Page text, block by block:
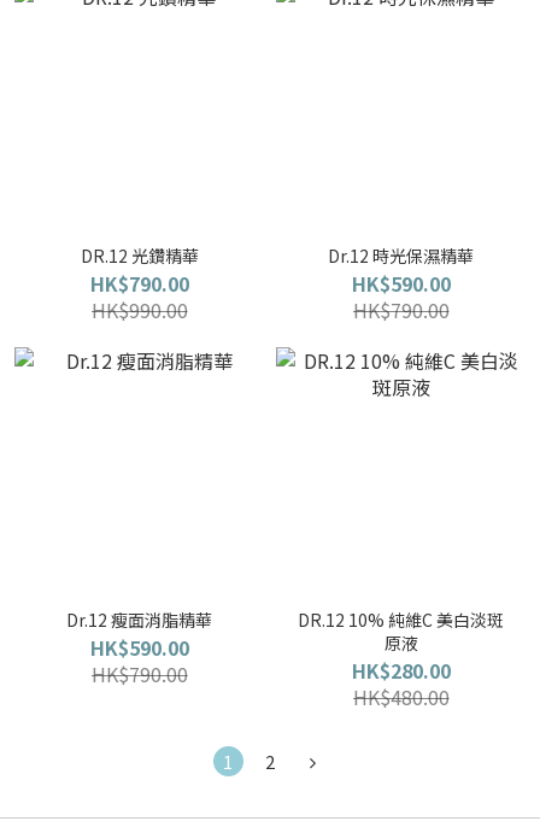
DR.12 光鑽精華
HK$790.00
HK$990.00
Dr.12 時光保濕精華
HK$590.00
HK$790.00
Dr.12 瘦面消脂精華
HK$590.00
HK$790.00
DR.12 10% 純維C 美白淡斑
原液
HK$280.00
HK$480.00
1 2